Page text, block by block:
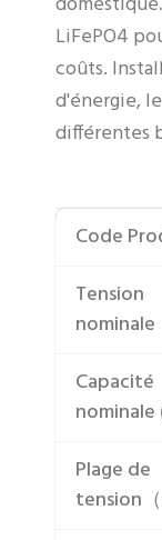
LiFePO4
coûts.
d'énergie,
différentes
Code
Tension
nominale
Capacité
nominale
Plage de
tension（